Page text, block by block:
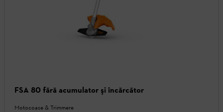
FSA 80 fără acumulator şi încărcător
Motocoase & Trimmere